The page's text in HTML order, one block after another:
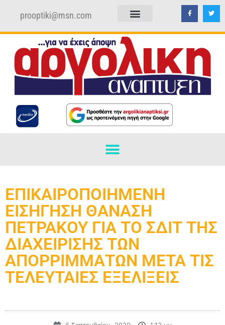
prooptiki@msn.com
ΕΠΙΚΑΙΡΟΠΟΙΗΜΕΝΗ
ΕΙΣΗΓΗΣΗ ΘΑΝΑΣΗ
ΠΕΤΡΑΚΟΥ ΓΙΑ ΤΟ ΣΔΙΤ ΤΗΣ
ΔΙΑΧΕΙΡΙΣΗΣ ΤΩΝ
ΑΠΟΡΡΙΜΜΑΤΩΝ ΜΕΤΑ ΤΙΣ
ΤΕΛΕΥΤΑΙΕΣ ΕΞΕΛΙΞΕΙΣ